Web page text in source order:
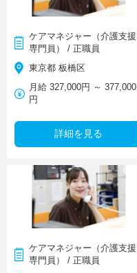
ケアマネジャー（介護支援
専門員） / 正職員
東京都 板橋区
月給 327,000円 ～ 377,000
円
詳細を見る
ケアマネジャー（介護支援
専門員） / 正職員